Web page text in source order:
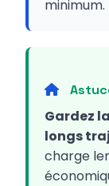
minimum.
Gardez
longs
charge